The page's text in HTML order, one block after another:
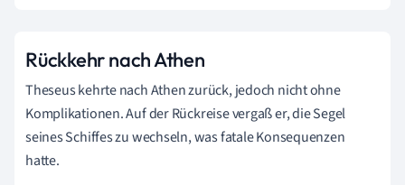
Rückkehr nach Athen
Theseus kehrte nach Athen zurück, jedoch nicht ohne
Komplikationen. Auf der Rückreise vergaß er, die Segel
seines Schiffes zu wechseln, was fatale Konsequenzen
hatte.